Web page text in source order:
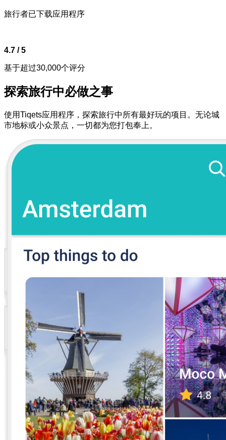
旅行者已下载应用程序
4.7 / 5
基于超过30,000个评分
探索旅行中必做之事
使用Tiqets应用程序，探索旅行中所有最好玩的项目。无论城
市地标或小众景点，一切都为您打包奉上。